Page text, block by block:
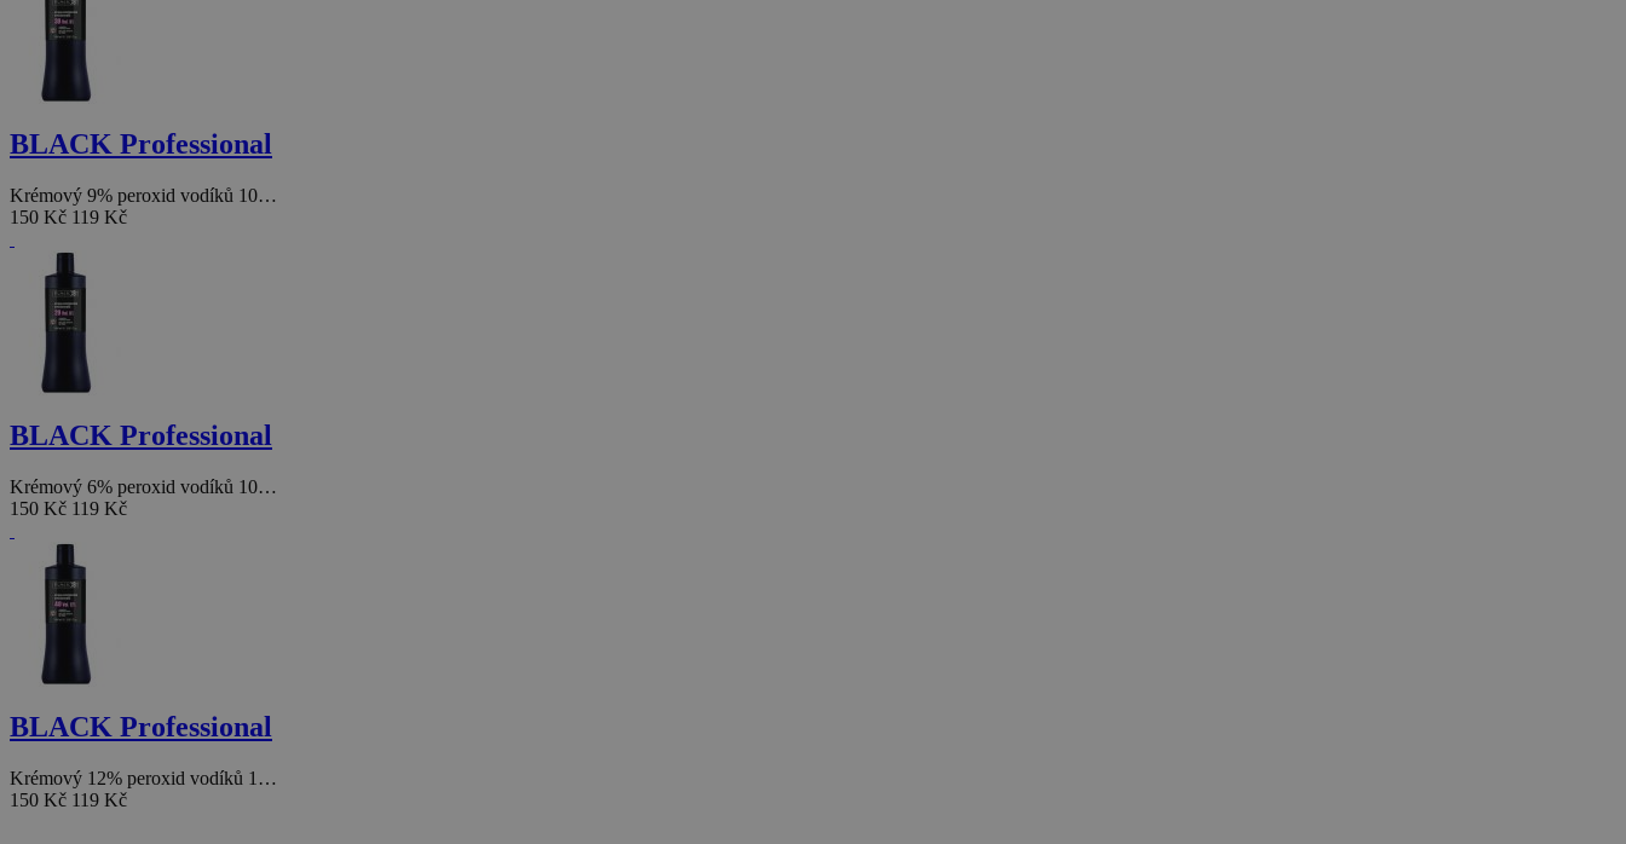
BLACK Professional
Krémový 9% peroxid vodíků 10…
150 Kč 119 Kč
BLACK Professional
Krémový 6% peroxid vodíků 10…
150 Kč 119 Kč
BLACK Professional
Krémový 12% peroxid vodíků 1…
150 Kč 119 Kč